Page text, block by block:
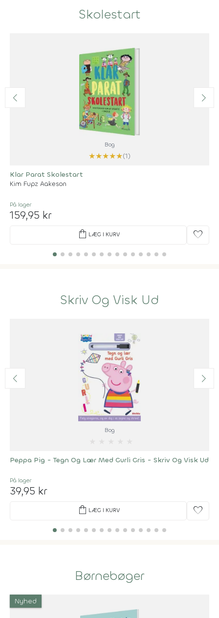
Skolestart
Bog
★★★★★(1)
Klar Parat Skolestart
Kim Fupz Aakeson
På lager
159,95 kr
shopping_bag LÆG I KURV favorite
Skriv Og Visk Ud
Bog
Peppa Pig - Tegn Og Lær Med Gurli Gris - Skriv Og Visk Ud
På lager
39,95 kr
shopping_bag LÆG I KURV favorite
Børnebøger
Nyhed